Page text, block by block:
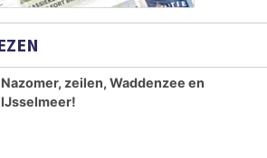
Nazomer, zeilen, Waddenzee en
IJsselmeer!